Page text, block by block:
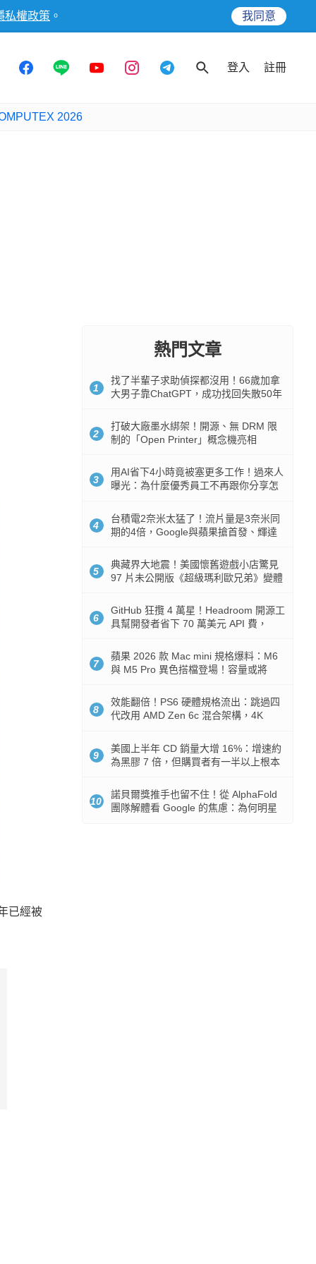
私權政策 。 我同意
登入 註冊
2026
已經被
熱門文章
1
找了半輩子求助偵探都沒用！66歲加拿
大男子靠ChatGPT，成功找回失散50年
2
打破大廠墨水綁架！開源、無 DRM 限
制的「Open Printer」概念機亮相
3
用AI省下4小時竟被塞更多工作！過來人
曝光：為什麼優秀員工不再跟你分享怎
4
台積電2奈米太猛了！流片量是3奈米同
期的4倍，Google與蘋果搶首發、輝達
5
典藏界大地震！美國懷舊遊戲小店驚見
97 片未公開版《超級瑪利歐兄弟》變體
6
GitHub 狂攬 4 萬星！Headroom 開源工
具幫開發者省下 70 萬美元 API 費，
7
蘋果 2026 款 Mac mini 規格爆料：M6
與 M5 Pro 異色搭檔登場！容量或將
8
效能翻倍！PS6 硬體規格流出：跳過四
代改用 AMD Zen 6c 混合架構，4K
9
美國上半年 CD 銷量大增 16%：增速約
為黑膠 7 倍，但購買者有一半以上根本
10
諾貝爾獎推手也留不住！從 AlphaFold
團隊解體看 Google 的焦慮：為何明星